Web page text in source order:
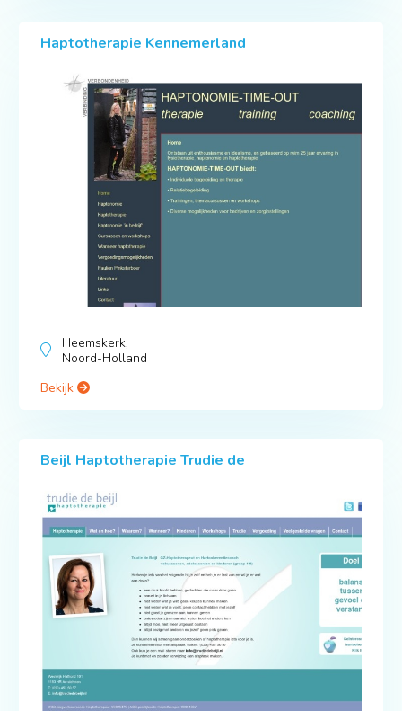
Haptotherapie Kennemerland
Heemskerk,
Noord-Holland
Bekijk
Beijl Haptotherapie Trudie de